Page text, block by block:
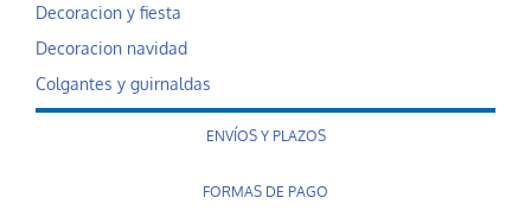
Decoracion y fiesta
Decoracion navidad
Colgantes y guirnaldas
ENVÍOS Y PLAZOS
FORMAS DE PAGO